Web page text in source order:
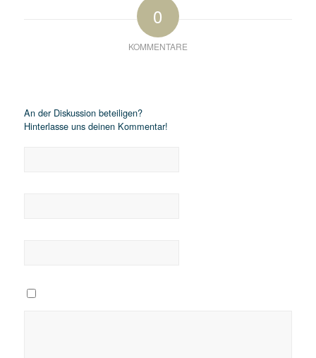
0
KOMMENTARE
An der Diskussion beteiligen?
Hinterlasse uns deinen Kommentar!